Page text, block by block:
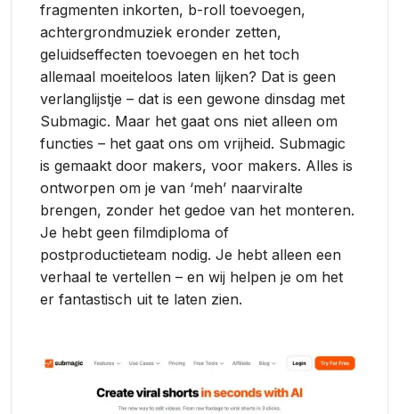
fragmenten inkorten, b-roll toevoegen,
achtergrondmuziek eronder zetten,
geluidseffecten toevoegen en het toch
allemaal moeiteloos laten lijken? Dat is geen
verlanglijstje – dat is een gewone dinsdag met
Submagic. Maar het gaat ons niet alleen om
functies – het gaat ons om vrijheid. Submagic
is gemaakt door makers, voor makers. Alles is
ontworpen om je van ‘meh’ naarviralte
brengen, zonder het gedoe van het monteren.
Je hebt geen filmdiploma of
postproductieteam nodig. Je hebt alleen een
verhaal te vertellen – en wij helpen je om het
er fantastisch uit te laten zien.